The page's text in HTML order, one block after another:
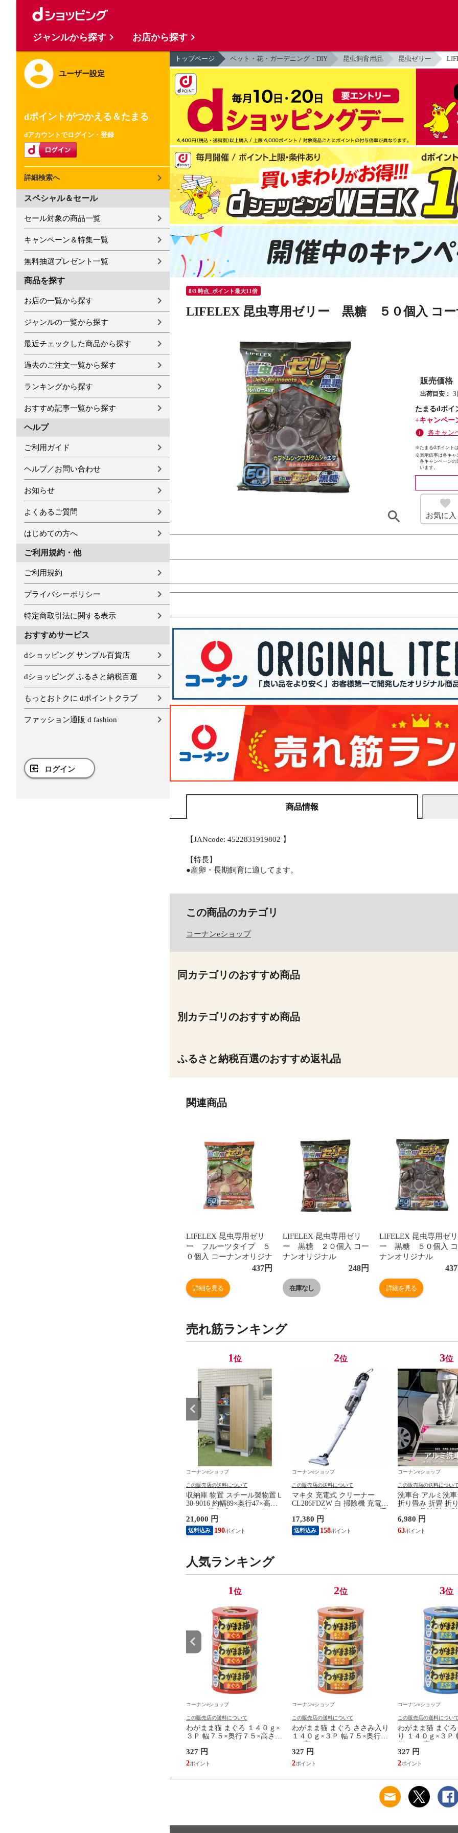
ユーザー設定
dポイントがつかえる＆たまる
dアカウントでログイン・登録
詳細検索へ
スペシャル＆セール
セール対象の商品一覧
キャンペーン＆特集一覧
無料抽選プレゼント一覧
商品を探す
お店の一覧から探す
ジャンルの一覧から探す
最近チェックした商品から探す
過去のご注文一覧から探す
ランキングから探す
おすすめ記事一覧から探す
ヘルプ
ご利用ガイド
ヘルプ／お問い合わせ
お知らせ
よくあるご質問
はじめての方へ
ご利用規約・他
ご利用規約
プライバシーポリシー
特定商取引法に関する表示
おすすめサービス
dショッピング サンプル百貨店
dショッピング ふるさと納税百選
もっとおトクに dポイントクラブ
ファッション通販 d fashion
ログイン
トップページ ペット・花・ガーデニング・DIY 昆虫飼育用品 昆虫ゼリー
8/8 時点_ポイント最大11倍
LIFELEX 昆虫専用ゼリー 黒糖 ５０個入 コー
販売価格
出荷目安： 3
たまるdポイ
+キャンペー
各キャン
※たまるdポイント
※表示倍率は各キャ
各キャンペーンの
います。
お気に入
商品情報
【JANcode: 4522831919802 】
【特長】
●産卵・長期飼育に適してます。
この商品のカテゴリ
コーナンeショップ
同カテゴリのおすすめ商品
別カテゴリのおすすめ商品
ふるさと納税百選のおすすめ返礼品
関連商品
LIFELEX 昆虫専用ゼリ
ー フルーツタイプ ５
０個入 コーナンオリジナ
437円
詳細を見る
LIFELEX 昆虫専用ゼリ
ー 黒糖 ２０個入 コー
ナンオリジナル
248円
在庫なし
LIFELEX 昆虫専用ゼリ
ー 黒糖 ５０個入
ナンオリジナル
437
詳細を見る
売れ筋ランキング
1位
コーナンeショップ
この販売店の送料について
収納庫 物置 スチール製物置Ｌ
30-9016 約幅89×奥行47×高さ
ナル LIFELEX 【送料込み】
スチール製 収納庫 おうちの外
壁やお庭に馴染むカラー 移動
DIY工具の収納に 樹脂塗装
21,000 円
送料込み 190
2位
コーナンeショップ
この販売店の送料について
マキタ 充電式 クリーナー
CL286FDZW 白 掃除機 充電ク
引力 18V サイクロン一体式 新
生活 収納簡単 持ち運び便利
【送料込み】
17,380 円
送料込み 158
3位
コーナンeショップ
この販売店の送料につい
洗車台 アルミ洗車
折り畳み 折畳 折
作業台 足場 さび
軽量 コーナンオ
6,980 円
63
人気ランキング
1位
コーナンeショップ
この販売店の送料について
わがまま猫 まぐろ １４０ｇ×
３Ｐ 幅７５×奥行７５×高さ１
327 円
2
2位
コーナンeショップ
この販売店の送料について
わがまま猫 まぐろ ささみ入り
１４０ｇ×３Ｐ 幅７５×奥行７
327 円
2
3位
コーナンeショップ
この販売店の送料につい
わがまま猫 まぐ
り １４０ｇ×３Ｐ
327 円
2
ジャンルから探す お店から探す